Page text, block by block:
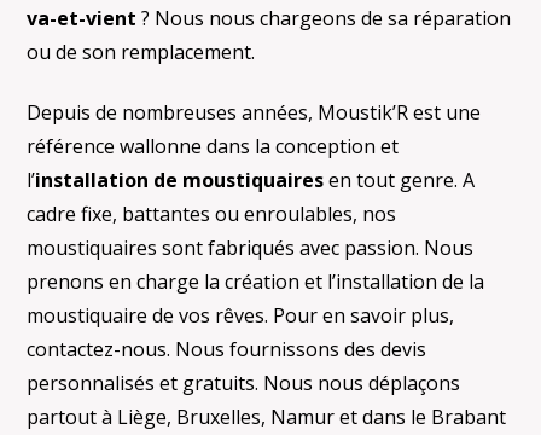
va-et-vient ? Nous nous chargeons de sa réparation
ou de son remplacement.
Depuis de nombreuses années, Moustik’R est une
référence wallonne dans la conception et
l’installation de moustiquairesen tout genre. A
cadre fixe, battantes ou enroulables, nos
moustiquaires sont fabriqués avec passion. Nous
prenons en charge la création et l’installation de la
moustiquaire de vos rêves. Pour en savoir plus,
contactez-nous. Nous fournissons des devis
personnalisés et gratuits. Nous nous déplaçons
partout à Liège, Bruxelles, Namur et dans le Brabant